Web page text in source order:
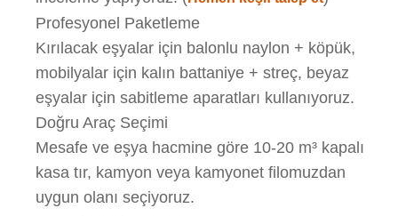
Profesyonel Paketleme
Kırılacak eşyalar için balonlu naylon + köpük,
mobilyalar için kalın battaniye + streç, beyaz
eşyalar için sabitleme aparatları kullanıyoruz.
Doğru Araç Seçimi
Mesafe ve eşya hacmine göre 10-20 m³ kapalı
kasa tır, kamyon veya kamyonet filomuzdan
uygun olanı seçiyoruz.